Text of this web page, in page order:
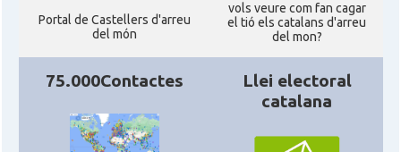
Portal de Castellers d'arreu
del món
vols veure com fan cagar
el tió els catalans d'arreu
del mon?
75.000Contactes
Llei electoral
catalana